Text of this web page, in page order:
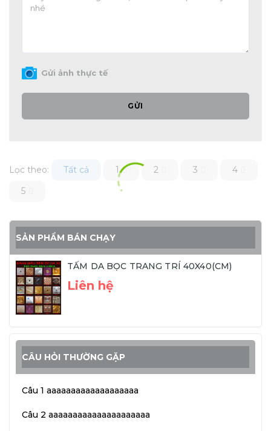
Gửi ảnh thực tế
GỬI
Lọc theo: Tất cả 1 2 3
4
5
SẢN PHẨM BÁN CHẠY
TẤM DA BỌC TRANG TRÍ 40X40(CM)
Liên hệ
CÂU HỎI THƯỜNG GẶP
Câu 1 aaaaaaaaaaaaaaaaaaa
Câu 2 aaaaaaaaaaaaaaaaaaaaa